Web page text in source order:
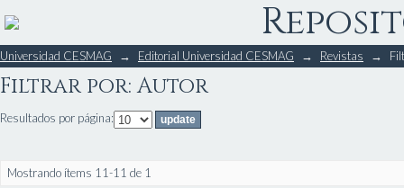
Filtrar por: Autor
Universidad CESMAG → Editorial Universidad CESMAG → Revistas →
Filtrar por: Autor
Resultados por página:
Mostrando ítems 11-11 de 1